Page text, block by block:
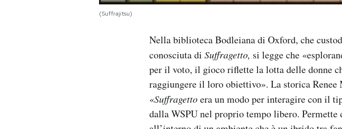
(Suffrajitsu)
Nella biblioteca Bodleiana di Oxford, che
conosciuta di Suffragetto, si legge che
per il voto, il gioco riflette la lotta delle donne
raggiungere il loro obiettivo». La storica Renee
«Suffragettoera un modo per interagire con il
dalla WSPU nel proprio tempo libero.